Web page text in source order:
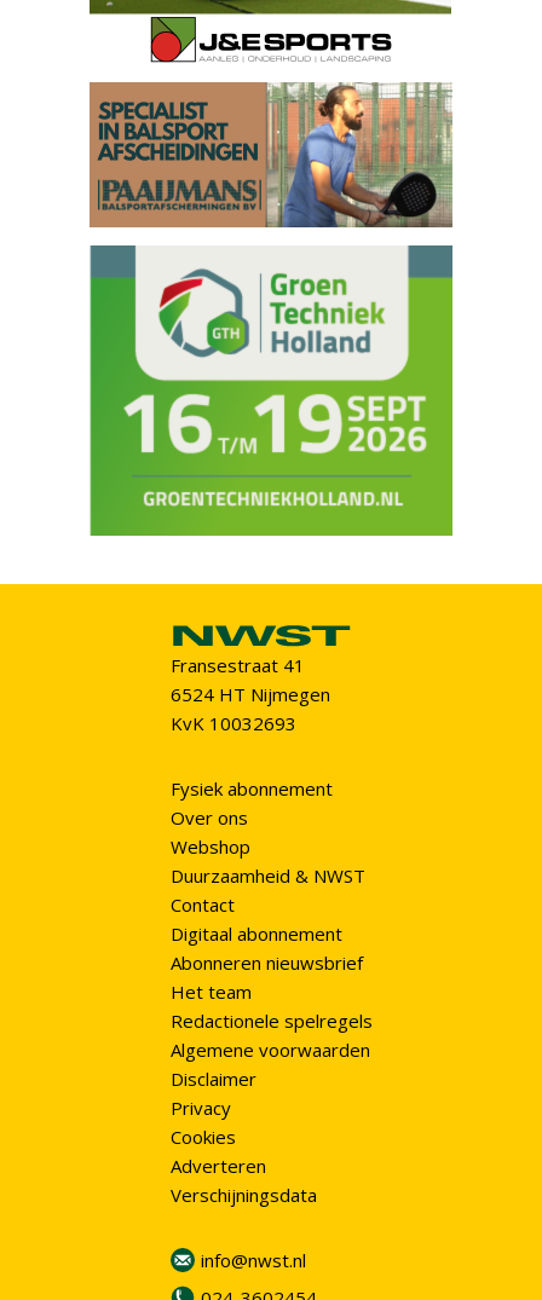
Fransestraat 41
6524 HT Nijmegen
KvK 10032693
Fysiek abonnement
Over ons
Webshop
Duurzaamheid & NWST
Contact
Digitaal abonnement
Abonneren nieuwsbrief
Het team
Redactionele spelregels
Algemene voorwaarden
Disclaimer
Privacy
Cookies
Adverteren
Verschijningsdata
info@nwst.nl